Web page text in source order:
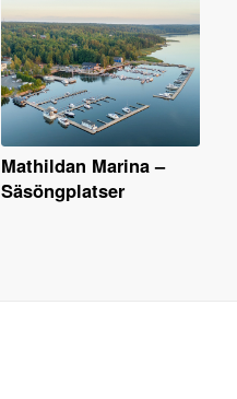
Mathildan Marina –
Säsöngplatser